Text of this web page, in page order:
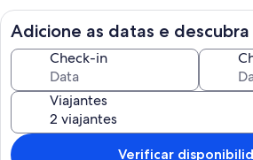
several times a day. The bakery and other
walking distance.
Adicione as datas e
Check-in
Viajantes
Verificar